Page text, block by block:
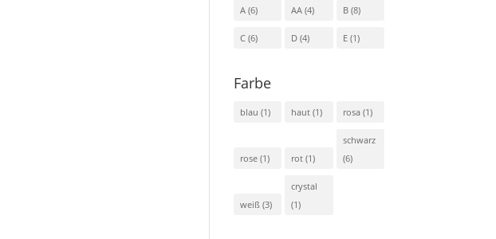
A (6) AA (4) B (8)
C (6) D (4) E (1)
Farbe
blau (1) haut (1) rosa (1)
rose (1) rot (1)
schwarz
(6)
weiß (3)
crystal
(1)